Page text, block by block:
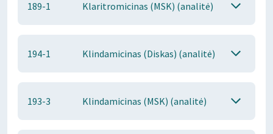
189-1 Klaritromicinas (MSK) (analitė)
194-1 Klindamicinas (Diskas) (analitė)
193-3 Klindamicinas (MSK) (analitė)